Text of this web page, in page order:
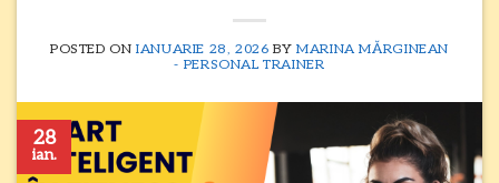
POSTED ONIANUARIE 28, 2026 BYMARINA MĂRGINEAN
- PERSONAL TRAINER
28
ian.